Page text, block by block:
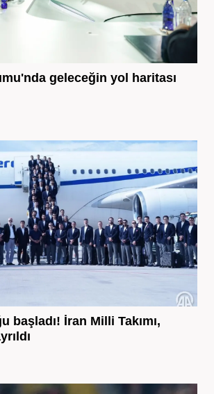
geleceğin yol haritası
başladı! İran Milli Takımı,